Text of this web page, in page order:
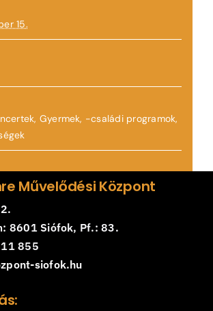
15.
, Gyermek, -családi programok,
Művelődési Központ
8601 Siófok, Pf.: 83.
855
siofok.hu